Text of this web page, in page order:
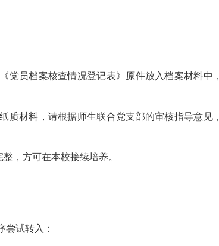
党员档案核查情况登记表》原件放入档案材料中，
质材料，请根据师生联合党支部的审核指导意见，
，方可在本校接续培养。
试转入：